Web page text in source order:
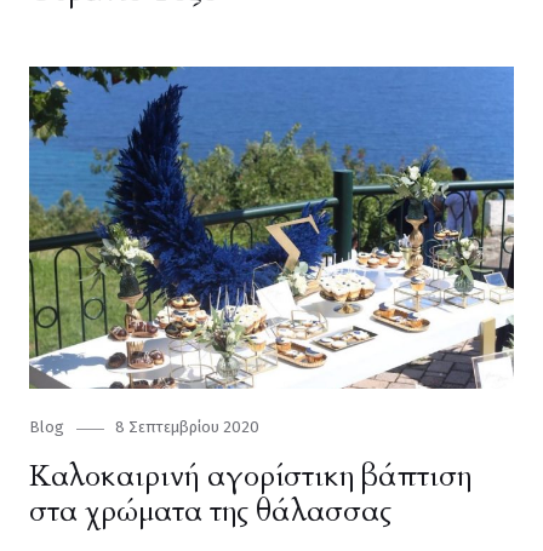
Category
Blog
Posted
8 Σεπτεμβρίου 2020
Καλοκαιρινή αγορίστικη βάπτιση
στα χρώματα της θάλασσας